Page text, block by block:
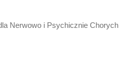
Nerwowo i Psychicznie Chorych